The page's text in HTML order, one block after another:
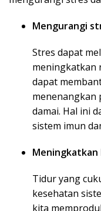
Mengurangi
Stres dapat
meningkatkan
dapat
menenangkan
damai. Hal ini
sistem imun
Tidur yang
kesehatan
kita